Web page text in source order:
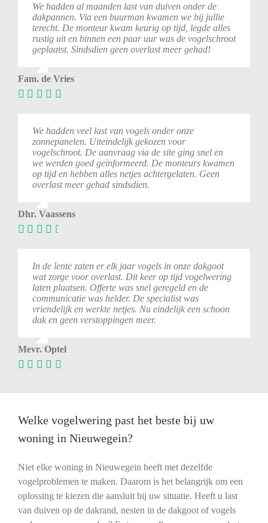
We hadden al maanden lastvan duiven onderde
dakpannen. Via een buurman kwamen we bij jullie
terecht. De monteurkwam keurig op tijd, legde alles
rustig uiten binnen een paar uurwas de vogelschroot
geplaatst. Sindsdien geen overlastmeergehad!
Fam. de Vries
We hadden veel last van vogels onder onze
zonnepanelen. Uiteindelijk gekozen voor
vogelschroot. De aanvraag via de site ging snel en
we werden goed geïnformeerd. De monteurs kwamen
op tijd en hebben alles netjes achtergelaten. Geen
overlast meer gehad sindsdien.
Dhr. Vaassens
In de lente zaten er elk jaar vogels in onze dakgoot
wat zorge voor overlast. Dit keer op tijd vogelwering
laten plaatsen. Offerte was snel geregeld en de
communicatie was helder. De specialist was
vriendelijk en werkte netjes. Nu eindelijk een schoon
dak en geen verstoppingen meer.
Mevr. Optel
Welke vogelwering past het beste bij uw
woning in Nieuwegein?
Niet elke woning in Nieuwegein heeft met dezelfde
vogelproblemen te maken. Daarom is het belangrijk om een
oplossing te kiezen die aansluit bij uw situatie. Heeft u last
van duiven op de dakrand, nesten in de dakgoot of vogels